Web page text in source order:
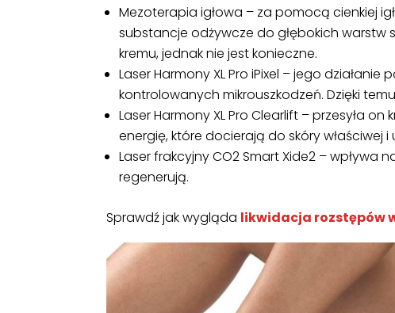
Mezoterapia igłowa – za pomocą cienkiej
substancje odżywcze do głębokich warstw
kremu, jednak nie jest konieczne.
Laser Harmony XL Pro iPixel – jego
kontrolowanych mikrouszkodzeń. Dzięki
Laser Harmony XL Pro Clearlift – przesyła
energię, które docierają do skóry właściwej
Laser frakcyjny CO2 Smart Xide2 – wpływa
regenerują.
Sprawdź jak wygląda likwidacja rozstępów